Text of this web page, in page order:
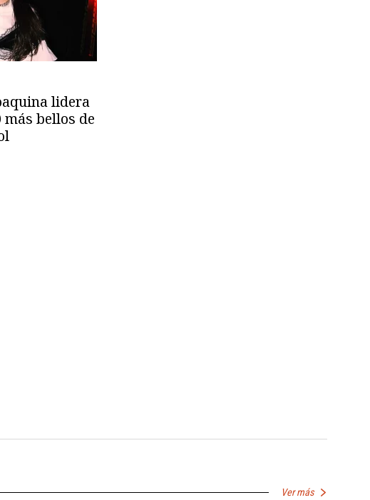
lidera
bellos de
Ver más